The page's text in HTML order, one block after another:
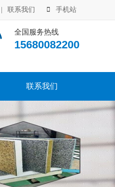
联系我们 手机站
全国服务热线
15680082200
联系我们